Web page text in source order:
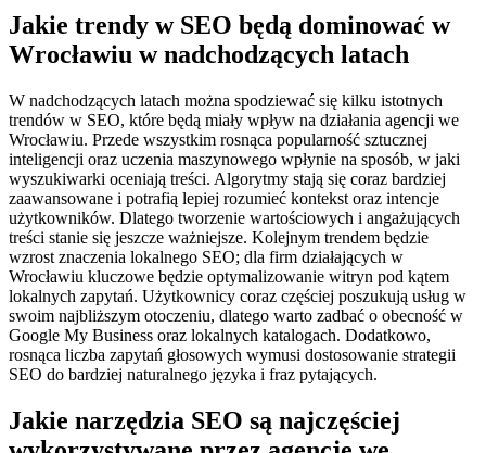
Jakie trendy w SEO będą dominować w
Wrocławiu w nadchodzących latach
W nadchodzących latach można spodziewać się kilku istotnych
trendów w SEO, które będą miały wpływ na działania agencji we
Wrocławiu. Przede wszystkim rosnąca popularność sztucznej
inteligencji oraz uczenia maszynowego wpłynie na sposób, w jaki
wyszukiwarki oceniają treści. Algorytmy stają się coraz bardziej
zaawansowane i potrafią lepiej rozumieć kontekst oraz intencje
użytkowników. Dlatego tworzenie wartościowych i angażujących
treści stanie się jeszcze ważniejsze. Kolejnym trendem będzie
wzrost znaczenia lokalnego SEO; dla firm działających w
Wrocławiu kluczowe będzie optymalizowanie witryn pod kątem
lokalnych zapytań. Użytkownicy coraz częściej poszukują usług w
swoim najbliższym otoczeniu, dlatego warto zadbać o obecność w
Google My Business oraz lokalnych katalogach. Dodatkowo,
rosnąca liczba zapytań głosowych wymusi dostosowanie strategii
SEO do bardziej naturalnego języka i fraz pytających.
Jakie narzędzia SEO są najczęściej